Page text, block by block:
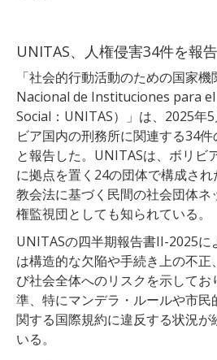
UNITAS、人権侵害34件を報告
「社会的行動活動のための国家
Nacional de Instituciones para
Social：UNITAS）」は、2025年
ビア国内の刑務所に関連する34
と報告した。UNITASは、ボリビ
に拠点を置く24の団体で構成さ
教会法に基づく民間の社会団体ネ
権監視団としても知られている。
UNITASの四半期報告書II-2025に
は構造的な欠陥や手続き上の不正
び社会全体へのリスクを示してお
準、特にマンデラ・ルールや市民
関する国際規約に違反する状況が
いる。